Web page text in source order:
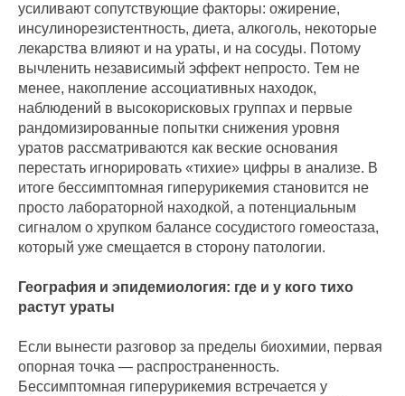
усиливают сопутствующие факторы: ожирение,
инсулинорезистентность, диета, алкоголь, некоторые
лекарства влияют и на ураты, и на сосуды. Потому
вычленить независимый эффект непросто. Тем не
менее, накопление ассоциативных находок,
наблюдений в высокорисковых группах и первые
рандомизированные попытки снижения уровня
уратов рассматриваются как веские основания
перестать игнорировать «тихие» цифры в анализе. В
итоге бессимптомная гиперурикемия становится не
просто лабораторной находкой, а потенциальным
сигналом о хрупком балансе сосудистого гомеостаза,
который уже смещается в сторону патологии.
География и эпидемиология: где и у кого тихо
растут ураты
Если вынести разговор за пределы биохимии, первая
опорная точка — распространенность.
Бессимптомная гиперурикемия встречается у